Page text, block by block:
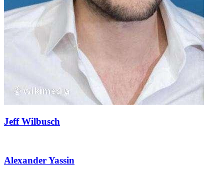
Jeff Wilbusch
Alexander Yassin